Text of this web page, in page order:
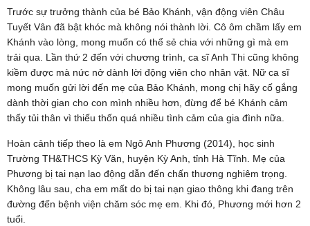
Trước sự trưởng thành của bé Bảo Khánh, vận động viên Châu
Tuyết Vân đã bật khóc mà không nói thành lời. Cô ôm chầm lấy em
Khánh vào lòng, mong muốn có thể sẻ chia với những gì mà em
trải qua. Lần thứ 2 đến với chương trình, ca sĩ Anh Thi cũng không
kiềm được mà nức nở dành lời động viên cho nhân vật. Nữ ca sĩ
mong muốn gửi lời đến mẹ của Bảo Khánh, mong chị hãy cố gắng
dành thời gian cho con mình nhiều hơn, đừng để bé Khánh cảm
thấy tủi thân vì thiếu thốn quá nhiều tình cảm của gia đình nữa.
Hoàn cảnh tiếp theo là em Ngô Anh Phương (2014), học sinh
Trường TH&THCS Kỳ Văn, huyện Kỳ Anh, tỉnh Hà Tĩnh. Mẹ của
Phương bị tai nạn lao động dẫn đến chấn thương nghiêm trọng.
Không lâu sau, cha em mất do bị tai nạn giao thông khi đang trên
đường đến bệnh viện chăm sóc mẹ em. Khi đó, Phương mới hơn 2
tuổi.